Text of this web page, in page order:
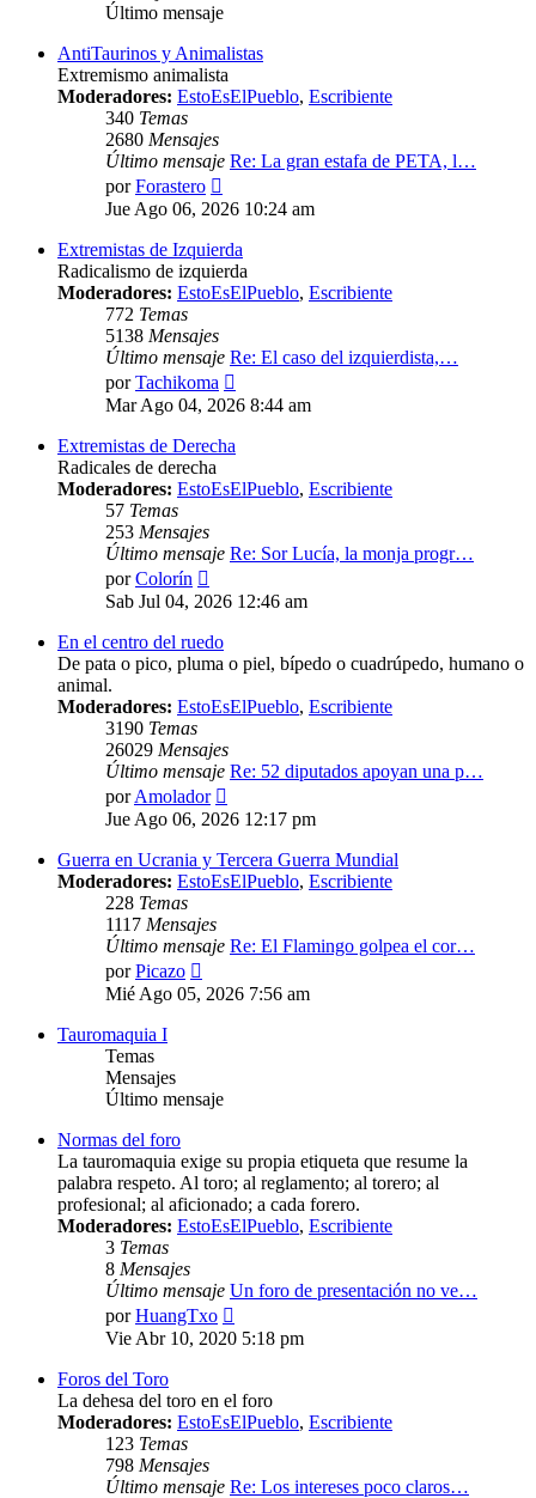
Último mensaje
AntiTaurinos y Animalistas
Extremismo animalista
Moderadores: EstoEsElPueblo, Escribiente
340 Temas
2680 Mensajes
Último mensaje Re: La gran estafa de PETA, l…
porForastero
último
Jue Ago 06, 2026 10:24 am
Extremistas de Izquierda
Radicalismo de izquierda
Moderadores: EstoEsElPueblo, Escribiente
772 Temas
5138 Mensajes
Último mensaje Re: El caso del izquierdista,…
porTachikoma
último
Mar Ago 04, 2026 8:44 am
Extremistas de Derecha
Radicales de derecha
Moderadores: EstoEsElPueblo, Escribiente
57 Temas
253 Mensajes
Último mensaje Re: Sor Lucía, la monja progr…
porColorín
último
Sab Jul 04, 2026 12:46 am
En el centro del ruedo
De pata o pico, pluma o piel, bípedo o cuadrúpedo, humano o
animal.
Moderadores: EstoEsElPueblo, Escribiente
3190 Temas
26029 Mensajes
Último mensaje Re: 52 diputados apoyan una p…
porAmolador
último
Jue Ago 06, 2026 12:17 pm
Guerra en Ucrania y Tercera Guerra Mundial
Moderadores: EstoEsElPueblo, Escribiente
228 Temas
1117 Mensajes
Último mensaje Re: El Flamingo golpea el cor…
porPicazo
último
Mié Ago 05, 2026 7:56 am
Tauromaquia I
Temas
Mensajes
Último mensaje
Normas del foro
La tauromaquia exige su propia etiqueta que resume la
palabra respeto. Al toro; al reglamento; al torero; al
profesional; al aficionado; a cada forero.
Moderadores: EstoEsElPueblo, Escribiente
3 Temas
8 Mensajes
Último mensaje Un foro de presentación no ve…
porHuangTxo
último
mensaje
Vie Abr 10, 2020 5:18 pm
Foros del Toro
La dehesa del toro en el foro
Moderadores: EstoEsElPueblo, Escribiente
123 Temas
798 Mensajes
Último mensaje Re: Los intereses poco claros…